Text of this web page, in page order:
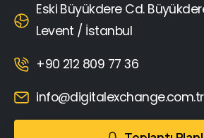
Eski Büyükdere Cd.
Levent / İstanbul
+90 212 809 77 36
info@digitalexchange.com.tr